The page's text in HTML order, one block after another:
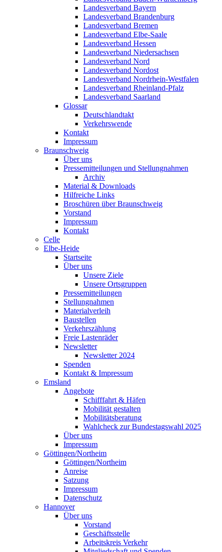
Landesverband Bayern
Landesverband Brandenburg
Landesverband Bremen
Landesverband Elbe-Saale
Landesverband Hessen
Landesverband Niedersachsen
Landesverband Nord
Landesverband Nordost
Landesverband Nordrhein-Westfalen
Landesverband Rheinland-Pfalz
Landesverband Saarland
Glossar
Deutschlandtakt
Verkehrswende
Kontakt
Impressum
Braunschweig
Über uns
Pressemitteilungen und Stellungnahmen
Archiv
Material & Downloads
Hilfreiche Links
Broschüren über Braunschweig
Vorstand
Impressum
Kontakt
Celle
Elbe-Heide
Startseite
Über uns
Unsere Ziele
Unsere Ortsgruppen
Pressemitteilungen
Stellungnahmen
Materialverleih
Baustellen
Verkehrszählung
Freie Lastenräder
Newsletter
Newsletter 2024
Spenden
Kontakt & Impressum
Emsland
Angebote
Schifffahrt & Häfen
Mobilität gestalten
Mobilitätsberatung
Wahlcheck zur Bundestagswahl 2025
Über uns
Impressum
Göttingen/Northeim
Göttingen/Northeim
Anreise
Satzung
Impressum
Datenschutz
Hannover
Über uns
Vorstand
Geschäftsstelle
Arbeitskreis Verkehr